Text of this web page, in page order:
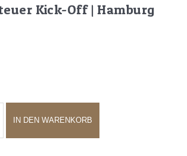
Kick-Off | Hamburg
IN DEN WARENKORB